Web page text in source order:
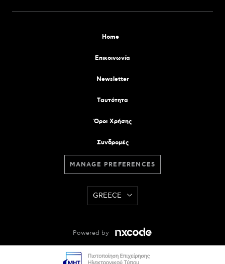
Home
Επικοινωνία
Newsletter
Tαυτότητα
Όροι Χρήσης
Συνδρομές
MANAGE PREFERENCES
GREECE
Powered by